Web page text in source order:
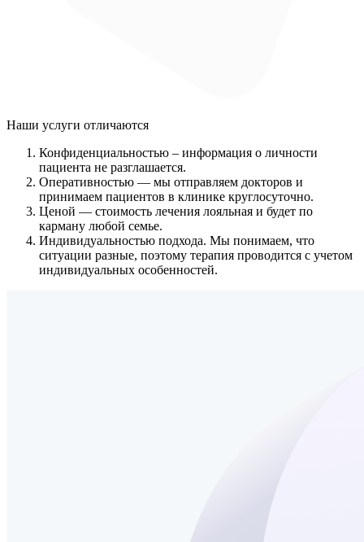
Наши услуги отличаются
Конфиденциальностью – информация о личности
пациента не разглашается.
Оперативностью — мы отправляем докторов и
принимаем пациентов в клинике круглосуточно.
Ценой — стоимость лечения лояльная и будет по
карману любой семье.
Индивидуальностью подхода. Мы понимаем, что
ситуации разные, поэтому терапия проводится с учетом
индивидуальных особенностей.